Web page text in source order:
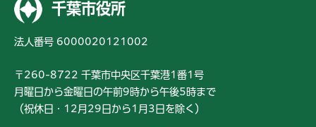
千葉市役所
法人番号 6000020121002
〒260-8722 千葉市中央区千葉港1番1号
月曜日から金曜日の午前9時から午後5時まで
（祝休日・12月29日から1月3日を除く）